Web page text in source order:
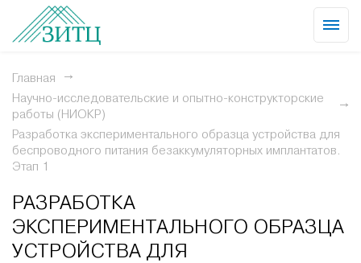
Главная
Научно-исследовательские и опытно-конструкторские
работы (НИОКР)
Разработка экспериментального образца устройства для
беспроводного питания безаккумуляторных имплантатов.
Этап 1
РАЗРАБОТКА
ЭКСПЕРИМЕНТАЛЬНОГО ОБРАЗЦА
УСТРОЙСТВА ДЛЯ